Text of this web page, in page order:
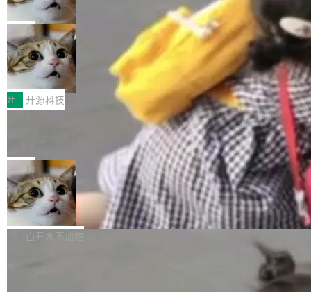
（<a href="https://bugzilla.mozilla.org/show_
bug.cgi?id=204...
orkers 跑了十年 Isolate。用 CEO Matthew Pri
nce 的话说：「我们一生都在用 Isolate 运行代
码，而 AI Agent 不需要容器，它们需要的是 Iso
late。」 容器为什么不合适 容器的问题在于启动
和销毁都太重了。一个 Agent 要执行的任务可能
只需要几毫秒的 CPU 时间，但容器从冷启动到
就绪要花数秒。如果未来有十...
诉讼，称“Apple is getting this wron
g”
上个月，苹果一纸诉状把 OpenAI 告上法庭，指
控其挖角苹果前员工并窃取商业秘密。苹果的诉
状把 OpenAI 描述成一个系统性地从前东家挖
人、套取机密信息的对手。 OpenAI 没发律师
函，也没选择庭外沉默。它在官网贴了一篇博
文，标题只有六个字：Apple is getting this wro
ng。 然后，它把邮件往来和 iMessage 聊天记
录全贴了出来。 他发错人了 苹果外部律师 Gabr
iel Gross 来自 Weil 律所，2 月 23 日下午 5:53
给 OpenAI 总法律顾问 Che Chang 发了封邮
件，附了一封长信，要求 OpenAI 配合调查前苹
果员工带走机密信...
局
HUAWEI MatePad Edge上架WorkBu
ddy鸿蒙PC版，说话就能干活的AI办公
搭子
全能AI工作台WorkBuddy鸿蒙PC版上架HUAWE
I MatePad Edge应用市场，直接下载即可使
用，与鸿蒙电脑上的体验一致。值得一提的是，
这是目前市面上唯一支持平板接入WorkBuddy P
C版的产品，搭载“人机双写”重磅功能——你写
你的，AI写AI的，同屏协作互不干扰。一句话让
AI帮你干活，现在开启全新体验！ 温馨提示：
体验WorkBuddy鸿蒙PC版前，请将 HUAWEI M
atePad Edge 升级至 HarmonyOS 6.1.0.135S
P9 patch03及以上版本。 *升级路径：设置 > 搜
开 开源科技
FFmpeg 9.0 发布：代号“Lei”，以此纪
全球知名开源多媒体框架 FFmpeg 今天正式发
布了 9.0 版本。这个版本除了带来新一代音视频
处理能力和硬件加速支持之外，还有一个特殊之
处：FFmpeg 9.0 的代号是“Lei”。 这个名字，
来自中国开发者雷霄骅（Lei Xiaohua）。 对于
很多中国音视频开发者而言，这个名字并不陌
局
亚马逊成本失控：AI 写代码烧掉 1215
万元，超预算 860%
外媒近日曝光了亚马逊的多份内部报告显示，AI
导致公司在多个项目上超支。《金融时报》报道
白开水不加糖